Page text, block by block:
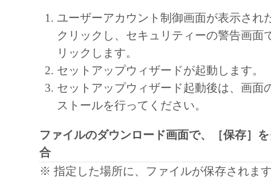
loan, convey or transfer to any third party the
shall not alter, translate or convert to another
language, modify, disassemble, decompile or
engineer the SOFTWARE and you shall not
to do so.
3. COPYRIGHT NOTICE
You shall not modify, remove or delete any
Canon or its licensors contained in the
any copy thereof.
ユーザーアカウント制御画面が表示され
クリックし、セキュリティーの警告画面
リックします。
セットアップウィザードが起動します。
セットアップウィザード起動後は、画面
ストールを行ってください。
ファイルのダウンロード画面で、［保存］
合
※ 指定した場所に、ファイルが保存されま